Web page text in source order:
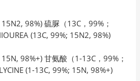
98%) 硫脲（13C，99%；
(13C, 99%; 15N2, 98%)
98%+) 甘氨酸（1-13C，99%；
(1-13C, 99%; 15N, 98%+)